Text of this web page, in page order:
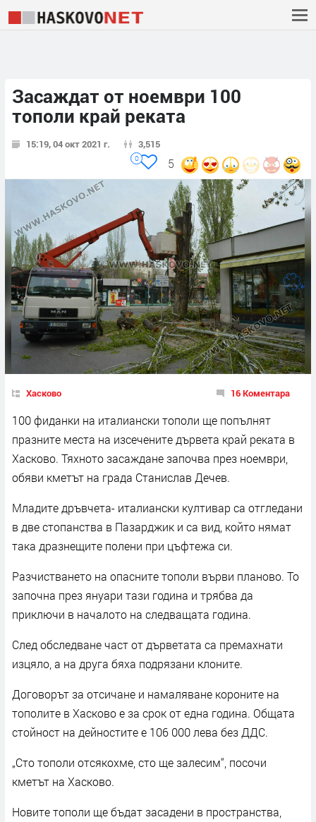
Засаждат от ноември 100
тополи край реката
15:19, 04 окт 2021 г. 3,515
5
0
Хасково 16 Коментара
100 фиданки на италиански тополи ще попълнят
празните места на изсечените дървета край реката в
Хасково. Тяхното засаждане започва през ноември,
обяви кметът на града Станислав Дечев.
Младите дръвчета- италиански култивар са отгледани
в две стопанства в Пазарджик и са вид, който нямат
така дразнещите полени при цъфтежа си.
Разчистването на опасните тополи върви планово. То
започна през януари тази година и трябва да
приключи в началото на следващата година.
След обследване част от дърветата са премахнати
изцяло, а на друга бяха подрязани клоните.
Договорът за отсичане и намаляване короните на
тополите в Хасково е за срок от една година. Общата
стойност на дейностите е 106 000 лева без ДДС.
„Сто тополи отсякохме, сто ще залесим“, посочи
кметът на Хасково.
Новите тополи ще бъдат засадени в пространства,